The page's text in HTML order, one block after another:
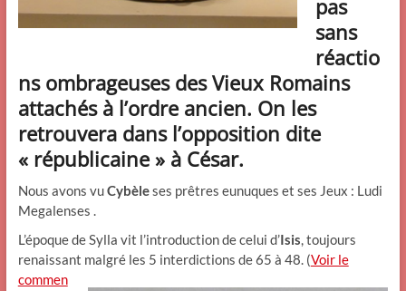
pas
sans
réactio
ns ombrageuses des Vieux Romains
attachés à l’ordre ancien. On les
retrouvera dans l’opposition dite
« républicaine » à César.
Nous avons vuCybèleses prêtres eunuques et ses Jeux : Ludi
Megalenses .
L’époque de Sylla vit l’introduction de celui d’Isis, toujours
renaissant malgré les 5 interdictions de 65 à 48. (Voir le
commen